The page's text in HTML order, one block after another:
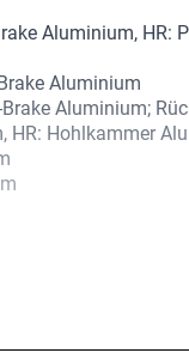
Aluminium, HR:
Aluminium
Aluminium;
HR: Hohlkammer
50-622, HR: